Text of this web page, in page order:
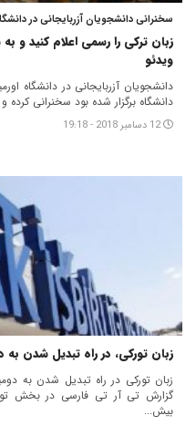
سخنرانی دانشجویان آزربایجانی در
زبان ترکی را رسمی اعلام کنید و
ویدئو
دانشجویان آزربایجانی در دانشگاه
دانشگاه برگزار شده بود سخنرانی کرده
12 دسامبر 2018 - 19:18
زبان تورکی، در راه تبدیل شدن به
زبان تورکی در راه تبدیل شدن به
گزارش تی آر تی فارسی در بخش
بیش...